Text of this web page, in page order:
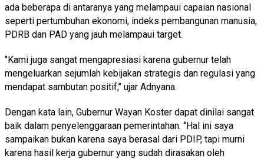
ada beberapa di antaranya yang melampaui capaian nasional
seperti pertumbuhan ekonomi, indeks pembangunan manusia,
PDRB dan PAD yang jauh melampaui target.
‘’Kami juga sangat mengapresiasi karena gubernur telah
mengeluarkan sejumlah kebijakan strategis dan regulasi yang
mendapat sambutan positif,’’ ujar Adnyana.
Dengan kata lain, Gubernur Wayan Koster dapat dinilai sangat
baik dalam penyelenggaraan pemerintahan. ‘’Hal ini saya
sampaikan bukan karena saya berasal dari PDIP, tapi murni
karena hasil kerja gubernur yang sudah dirasakan oleh